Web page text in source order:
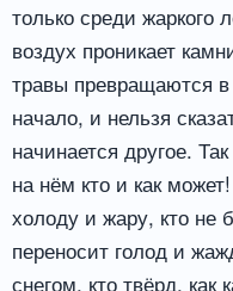
только среди жаркого
воздух проникает
травы превращаются
начало, и нельзя
начинается другое.
на нём кто и как
холоду и жару, кто не
переносит голод и
снегом, кто твёрд, как